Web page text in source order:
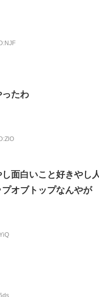
ID:NJF
たわ
ID:ZlO
面白いこと好きやし
オブトップなんやが